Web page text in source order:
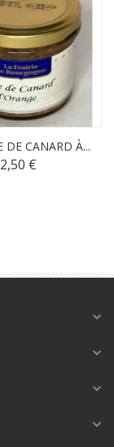
DE CANARD À...
2,50 €
expand_more
expand_more
expand_more
expand_more